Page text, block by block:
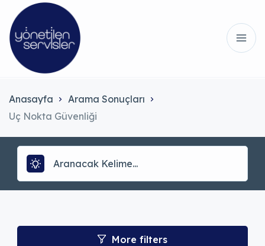
Anasayfa
Arama Sonuçları
Uç Nokta Güvenliği
More filters